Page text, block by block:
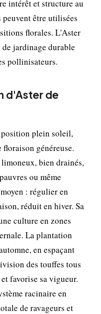
intérêt et structure au
être utilisées
florales. L'Aster
jardinage durable
pollinisateurs.
d'Aster de
plein soleil,
généreuse.
bien drainés,
ou même
: régulier en
réduit en hiver. Sa
culture en zones
La plantation
en espaçant
des touffes tous
favorise sa vigueur.
racinaire en
de ravageurs et